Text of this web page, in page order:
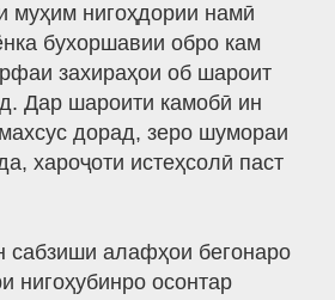
муҳим нигоҳдории намӣ
бухоршавии обро кам
захираҳои об шароит
Дар шароити камобӣ ин
дорад, зеро шумораи
хароҷоти истеҳсолӣ паст
сабзиши алафҳои бегонаро
нигоҳубинро осонтар